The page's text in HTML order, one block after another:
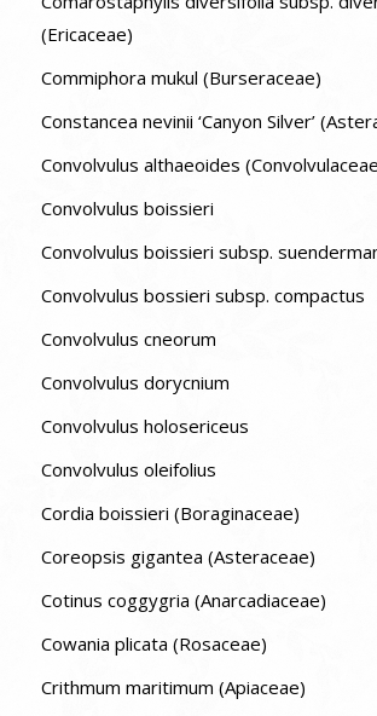
(Ericaceae)
Commiphora mukul (Burseraceae)
Constancea nevinii ‘Canyon Silver’
Convolvulus althaeoides
Convolvulus boissieri
Convolvulus boissieri subsp.
Convolvulus bossieri subsp. compactus
Convolvulus cneorum
Convolvulus dorycnium
Convolvulus holosericeus
Convolvulus oleifolius
Cordia boissieri (Boraginaceae)
Coreopsis gigantea (Asteraceae)
Cotinus coggygria (Anarcadiaceae)
Cowania plicata (Rosaceae)
Crithmum maritimum (Apiaceae)